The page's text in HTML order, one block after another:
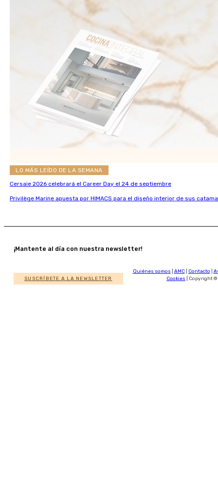
LO MÁS LEÍDO DE LA SEMANA
Cersaie 2026 celebrará el Career Day el 24 de septiembre
Privilège Marine apuesta por HIMACS para el diseño interior de sus
¡Mantente al día con nuestra newsletter!
SUSCRÍBETE A LA NEWSLETTER
Quiénes somos AMC| Contacto
Cookies | Copyright